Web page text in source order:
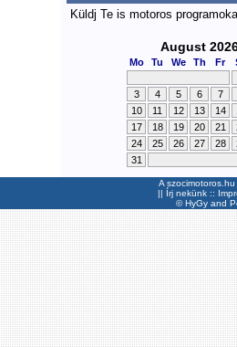
Küldj Te is motoros
August
Mo Tu We Th Fr
3 4 5 6
7
10
11 12 13 14
17
18 19 20 21
24
25 26 27 28
31
A
|| Írj nekünk ::
©HyGyand